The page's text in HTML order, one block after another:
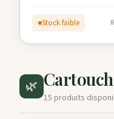
Stock faible
🌿
15 produits